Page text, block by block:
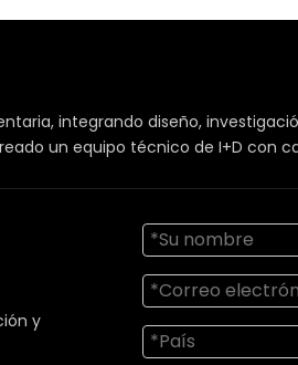
integrando diseño,
un equipo técnico de I+D con
y